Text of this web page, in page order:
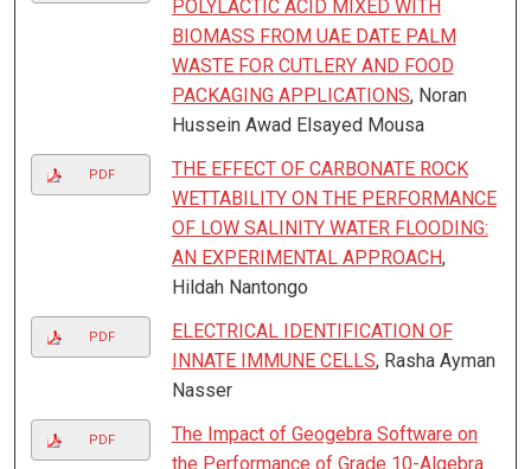
POLYLACTIC ACID MIXED WITH
BIOMASS FROM UAE DATE PALM
WASTE FOR CUTLERY AND FOOD
PACKAGING APPLICATIONS, Noran
Hussein Awad Elsayed Mousa
PDF
THE EFFECT OF CARBONATE ROCK
WETTABILITY ON THE PERFORMANCE
OF LOW SALINITY WATER FLOODING:
AN EXPERIMENTAL APPROACH,
Hildah Nantongo
PDF
ELECTRICAL IDENTIFICATION OF
INNATE IMMUNE CELLS, Rasha Ayman
Nasser
PDF
The Impact of Geogebra Software on
the Performance of Grade 10-Algebra